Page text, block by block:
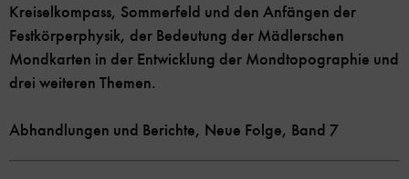
Kreiselkompass, Sommerfeld und den Anfängen der
Festkörperphysik, der Bedeutung der Mädlerschen
Mondkarten in der Entwicklung der Mondtopographie und
drei weiteren Themen.
Abhandlungen und Berichte, Neue Folge, Band 7